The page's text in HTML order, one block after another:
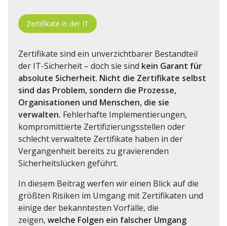
Zertifikate in der IT
Zertifikate sind ein unverzichtbarer Bestandteil
der IT-Sicherheit – doch sie sind kein Garant für
absolute Sicherheit. Nicht die Zertifikate selbst
sind das Problem, sondern die Prozesse,
Organisationen und Menschen, die sie
verwalten. Fehlerhafte Implementierungen,
kompromittierte Zertifizierungsstellen oder
schlecht verwaltete Zertifikate haben in der
Vergangenheit bereits zu gravierenden
Sicherheitslücken geführt.
In diesem Beitrag werfen wir einen Blick auf die
größten Risiken im Umgang mit Zertifikaten und
einige der bekanntesten Vorfälle, die
zeigen, welche Folgen ein falscher Umgang